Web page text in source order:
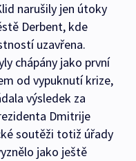
narušily jen útoky
Derbent, kde
uzavřena.
chápány jako první
od vypuknutí krize,
výsledek za
Dmitrije
soutěži totiž úřady
jako ještě